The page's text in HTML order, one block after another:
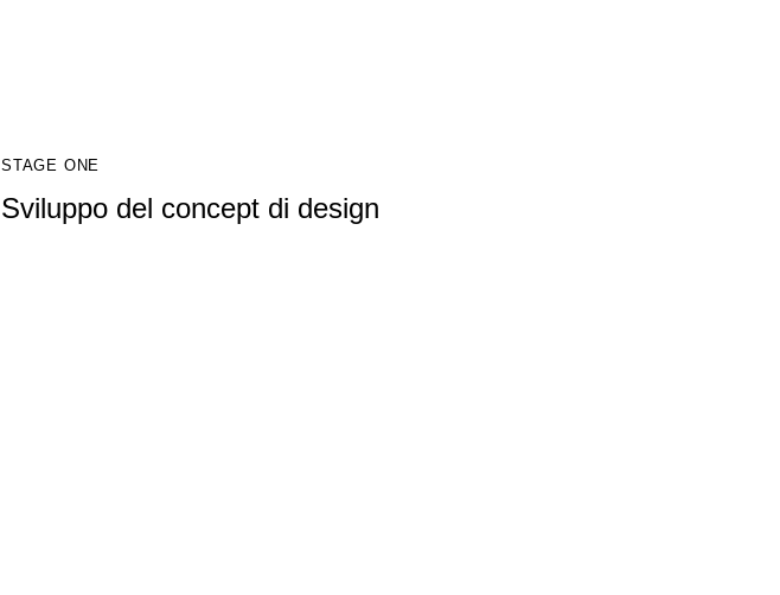
STAGE ONE
Sviluppo del concept di design